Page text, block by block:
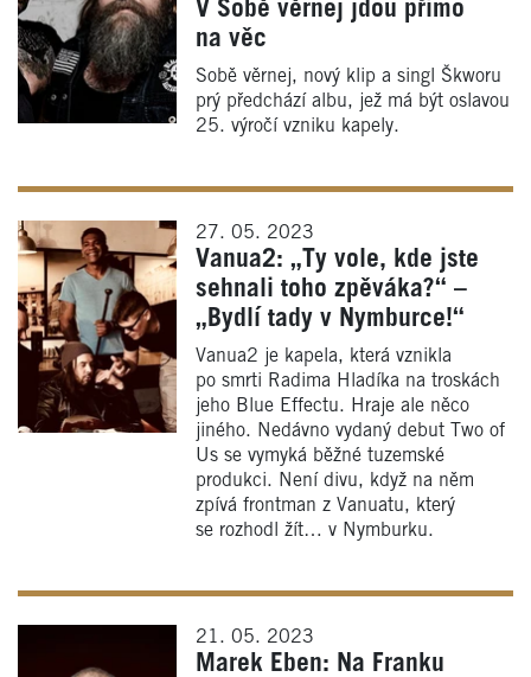
V Sobě věrnej jdou přímo
na věc
Sobě věrnej, nový klip a singl Škworu
prý předchází albu, jež má být oslavou
25. výročí vzniku kapely.
27. 05. 2023
Vanua2: „Ty vole, kde jste
sehnali toho zpěváka?“ –
„Bydlí tady v Nymburce!“
Vanua2 je kapela, která vznikla
po smrti Radima Hladíka na troskách
jeho Blue Effectu. Hraje ale něco
jiného. Nedávno vydaný debut Two of
Us se vymyká běžné tuzemské
produkci. Není divu, když na něm
zpívá frontman z Vanuatu, který
se rozhodl žít… v Nymburku.
21. 05. 2023
Marek Eben: Na Franku